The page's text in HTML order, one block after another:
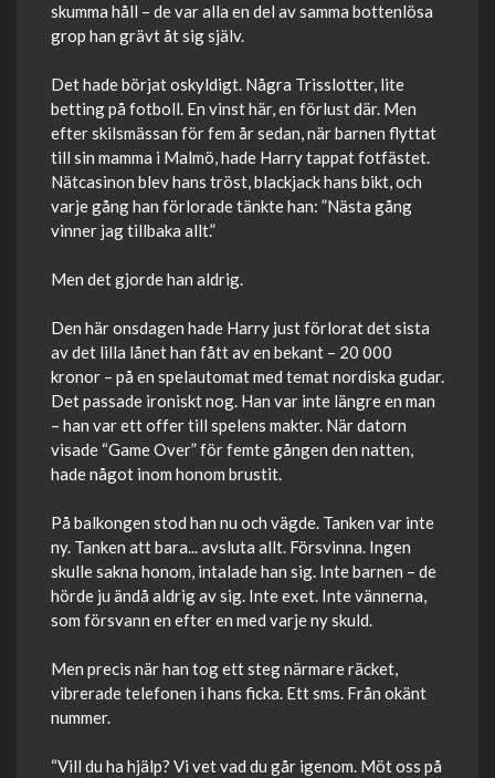
skumma håll – de var alla en del av samma bottenlösa
grop han grävt åt sig själv.
Det hade börjat oskyldigt. Några Trisslotter, lite
betting på fotboll. En vinst här, en förlust där. Men
efter skilsmässan för fem år sedan, när barnen flyttat
till sin mamma i Malmö, hade Harry tappat fotfästet.
Nätcasinon blev hans tröst, blackjack hans bikt, och
varje gång han förlorade tänkte han: ”Nästa gång
vinner jag tillbaka allt.”
Men det gjorde han aldrig.
Den här onsdagen hade Harry just förlorat det sista
av det lilla lånet han fått av en bekant – 20 000
kronor – på en spelautomat med temat nordiska gudar.
Det passade ironiskt nog. Han var inte längre en man
– han var ett offer till spelens makter. När datorn
visade “Game Over” för femte gången den natten,
hade något inom honom brustit.
På balkongen stod han nu och vägde. Tanken var inte
ny. Tanken att bara... avsluta allt. Försvinna. Ingen
skulle sakna honom, intalade han sig. Inte barnen – de
hörde ju ändå aldrig av sig. Inte exet. Inte vännerna,
som försvann en efter en med varje ny skuld.
Men precis när han tog ett steg närmare räcket,
vibrerade telefonen i hans ficka. Ett sms. Från okänt
nummer.
“Vill du ha hjälp? Vi vet vad du går igenom. Möt oss på